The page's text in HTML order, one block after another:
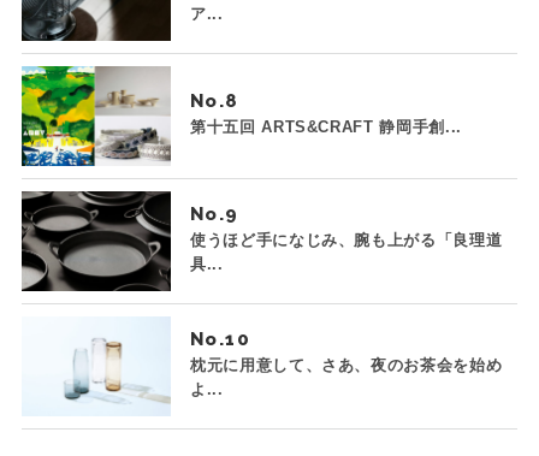
ア...
No.
第十五回 ARTS&CRAFT 静岡手創...
No.
使うほど手になじみ、腕も上がる「良理道
具...
No.
枕元に用意して、さあ、夜のお茶会を始め
よ...